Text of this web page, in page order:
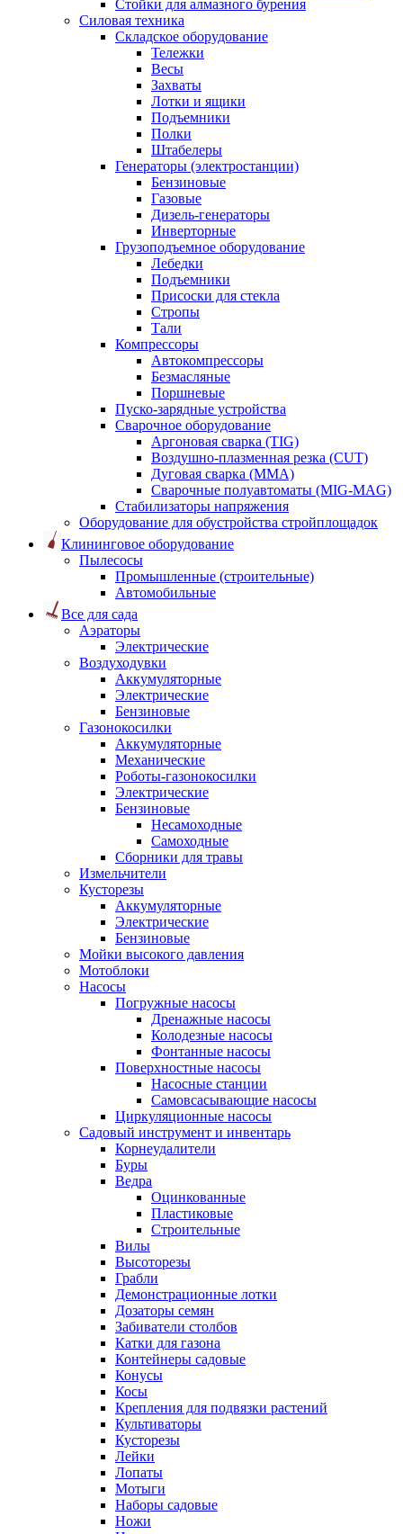
Стойки для алмазного бурения
Силовая техника
Складское оборудование
Тележки
Весы
Захваты
Лотки и ящики
Подъемники
Полки
Штабелеры
Генераторы (электростанции)
Бензиновые
Газовые
Дизель-генераторы
Инверторные
Грузоподъемное оборудование
Лебедки
Подъемники
Присоски для стекла
Стропы
Тали
Компрессоры
Автокомпрессоры
Безмасляные
Поршневые
Пуско-зарядные устройства
Сварочное оборудование
Аргоновая сварка (TIG)
Воздушно-плазменная резка (CUT)
Дуговая сварка (ММА)
Сварочные полуавтоматы (MIG-MAG)
Стабилизаторы напряжения
Оборудование для обустройства стройплощадок
Клининговое оборудование
Пылесосы
Промышленные (строительные)
Автомобильные
Все для сада
Аэраторы
Электрические
Воздуходувки
Аккумуляторные
Электрические
Бензиновые
Газонокосилки
Аккумуляторные
Механические
Роботы-газонокосилки
Электрические
Бензиновые
Несамоходные
Самоходные
Сборники для травы
Измельчители
Кусторезы
Аккумуляторные
Электрические
Бензиновые
Мойки высокого давления
Мотоблоки
Насосы
Погружные насосы
Дренажные насосы
Колодезные насосы
Фонтанные насосы
Поверхностные насосы
Насосные станции
Самовсасывающие насосы
Циркуляционные насосы
Садовый инструмент и инвентарь
Корнеудалители
Буры
Ведра
Оцинкованные
Пластиковые
Строительные
Вилы
Высоторезы
Грабли
Демонстрационные лотки
Дозаторы семян
Забиватели столбов
Катки для газона
Контейнеры садовые
Конусы
Косы
Крепления для подвязки растений
Культиваторы
Кусторезы
Лейки
Лопаты
Мотыги
Наборы садовые
Ножи